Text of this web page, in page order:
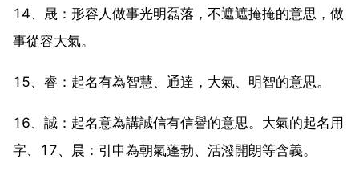
14、晟：形容人做事光明磊落，不遮遮掩掩的意思，做
事從容大氣。
15、睿：起名有為智慧、通達，大氣、明智的意思。
16、誠：起名意為講誠信有信譽的意思。大氣的起名用
字、17、晨：引申為朝氣蓬勃、活潑開朗等含義。